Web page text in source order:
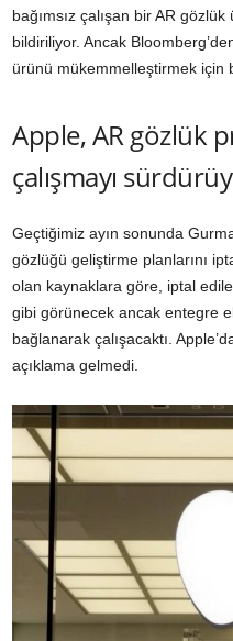
bağımsız çalışan bir AR
bildiriliyor. Ancak
ürünü mükemmelleştirmek için
Apple, AR gözlük
çalışmayı
Geçtiğimiz ayın sonunda
gözlüğü geliştirme planlarını
olan kaynaklara göre, iptal
gibi görünecek ancak entegre
bağlanarak çalışacaktı.
açıklama gelmedi.